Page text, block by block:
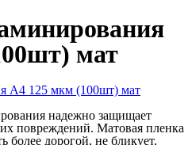
мат
надежно защищает
повреждений. Матовая пленка
более дорогой, не бликует,